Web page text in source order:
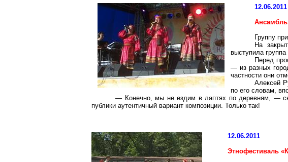
12.06.2011
Ансамбль
Группу
На
выступила
Перед
— из разных
частности они
Алексей
по его словам,
— Конечно, мы не ездим в лаптях по деревням, —
публики аутентичный вариант композиции. Только так!
12.06.2011
Этнофестиваль